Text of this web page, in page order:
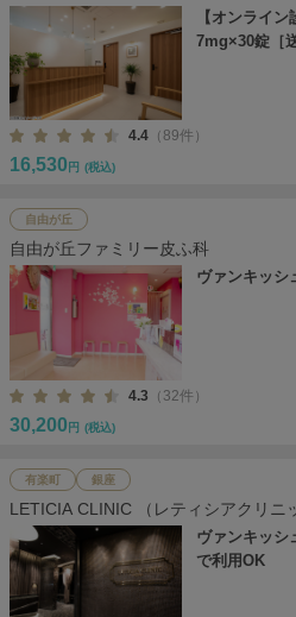
【オンライ
7mg×30錠［
4.4 （89件）
16,530 円 (税込)
自由が丘
自由が丘ファミリー皮ふ科
ヴァンキッシ
4.3 （32件）
30,200 円 (税込)
有楽町 銀座
LETICIA CLINIC （レティシアクリニ
ヴァンキッシ
で利用OK